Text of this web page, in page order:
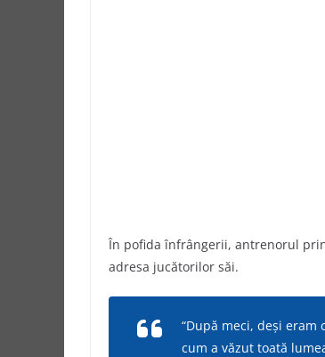
În pofida înfrângerii, antrenorul
adresa jucătorilor săi.
“După meci, deşi
cum a văzut toată